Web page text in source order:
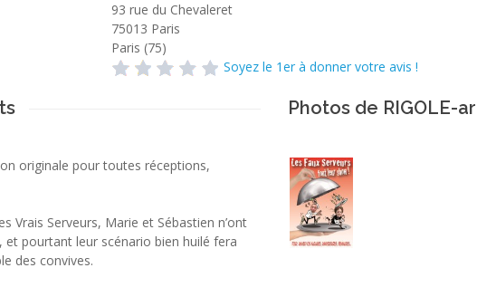
93 rue du Chevaleret
75013 Paris
Paris (75)
Soyez le 1er à donner votre avis !
originale pour toutes réceptions,
Vrais Serveurs, Marie et Sébastien n’ont
pourtant leur scénario bien huilé fera
des convives.
Photos de RIGOLE-